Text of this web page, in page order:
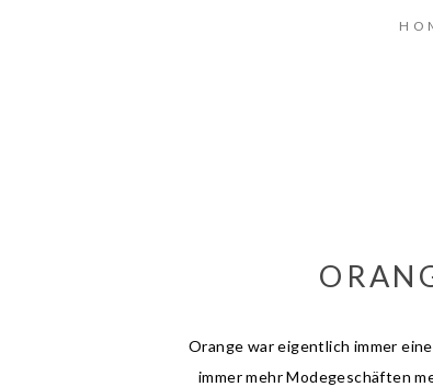
Orange war eigentlich immer
immer mehr Modegeschäften